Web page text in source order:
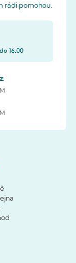
rádi pomohou.
16.00